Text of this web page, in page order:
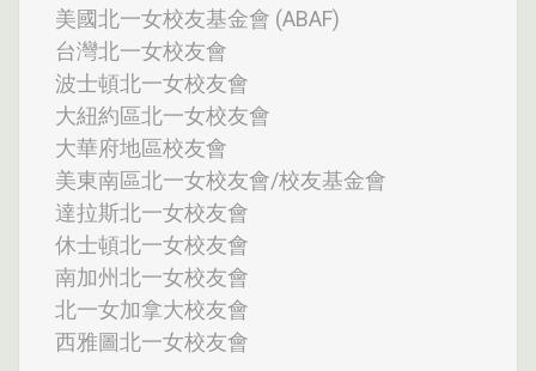
美國北一女校友基金會 (ABAF)
台灣北一女校友會
波士頓北一女校友會
大紐約區北一女校友會
大華府地區校友會
美東南區北一女校友會/校友基金會
達拉斯北一女校友會
休士頓北一女校友會
南加州北一女校友會
北一女加拿大校友會
西雅圖北一女校友會